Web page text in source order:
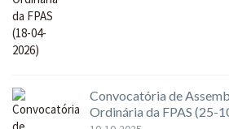
Convocatória de
Ordinária da FPAS (25-